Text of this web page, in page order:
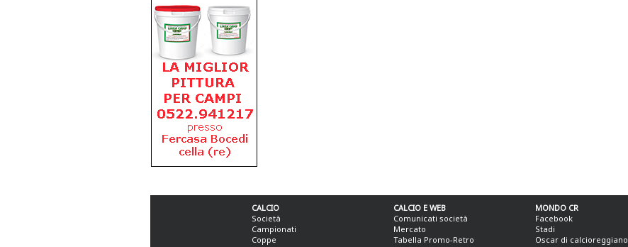
CALCIO
Società
Campionati
Coppe
CALCIO E WEB
Comunicati società
Mercato
Tabella Promo-Retro
MONDO CR
Facebook
Stadi
Oscar di calcioreggiano